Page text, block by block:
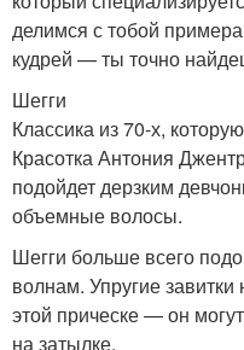
волосы
Стрижки на короткие
волосы
делимся с тобой
кудрей — ты точно
Шегги
Классика из 70-х,
Красотка Антония
подойдет дерзким
объемные волосы.
Шегги больше всего
волнам. Упругие
этой прическе — он
на затылке.